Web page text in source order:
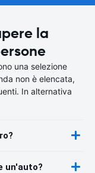
la
una selezione
non è elencata,
In alternativa
un'auto?